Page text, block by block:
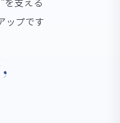
ップです